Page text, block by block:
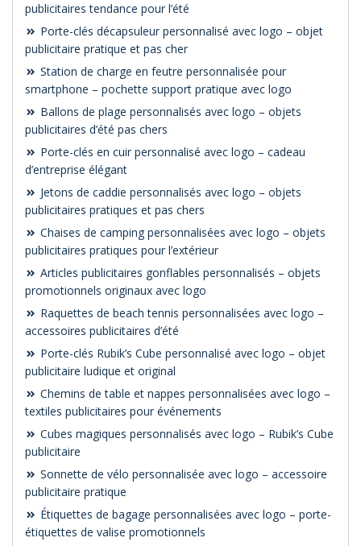
publicitaires tendance pour l’été
Porte-clés décapsuleur personnalisé avec logo – objet
publicitaire pratique et pas cher
Station de charge en feutre personnalisée pour
smartphone – pochette support pratique avec logo
Ballons de plage personnalisés avec logo – objets
publicitaires d’été pas chers
Porte-clés en cuir personnalisé avec logo – cadeau
d’entreprise élégant
Jetons de caddie personnalisés avec logo – objets
publicitaires pratiques et pas chers
Chaises de camping personnalisées avec logo – objets
publicitaires pratiques pour l’extérieur
Articles publicitaires gonflables personnalisés – objets
promotionnels originaux avec logo
Raquettes de beach tennis personnalisées avec logo –
accessoires publicitaires d’été
Porte-clés Rubik’s Cube personnalisé avec logo – objet
publicitaire ludique et original
Chemins de table et nappes personnalisées avec logo –
textiles publicitaires pour événements
Cubes magiques personnalisés avec logo – Rubik’s Cube
publicitaire
Sonnette de vélo personnalisée avec logo – accessoire
publicitaire pratique
Étiquettes de bagage personnalisées avec logo – porte-
étiquettes de valise promotionnels